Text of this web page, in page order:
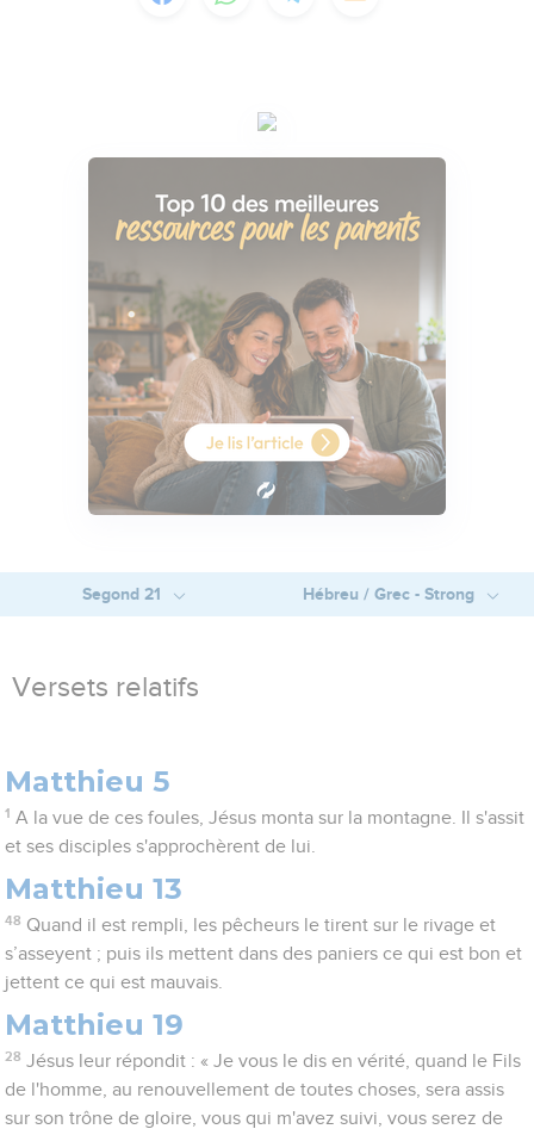
Segond 21 Hébreu / Grec - Strong
Versets relatifs
Matthieu 5
1 A la vue de ces foules, Jésus monta sur la montagne. Il s'assit
et ses disciples s'approchèrent de lui.
Matthieu 13
48 Quand il est rempli, les pêcheurs le tirent sur le rivage et
s’asseyent ; puis ils mettent dans des paniers ce qui est bon et
jettent ce qui est mauvais.
Matthieu 19
28 Jésus leur répondit : « Je vous le dis en vérité, quand le Fils
de l'homme, au renouvellement de toutes choses, sera assis
sur son trône de gloire, vous qui m'avez suivi, vous serez de